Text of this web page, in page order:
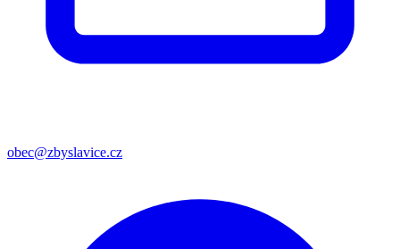
obec@zbyslavice.cz